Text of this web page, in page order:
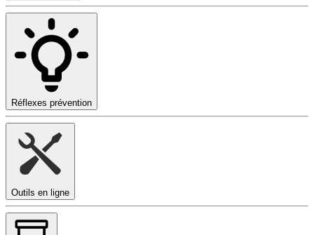
Réflexes prévention
Outils en ligne